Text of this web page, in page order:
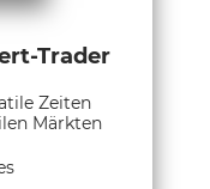
Trader
Zeiten
Märkten